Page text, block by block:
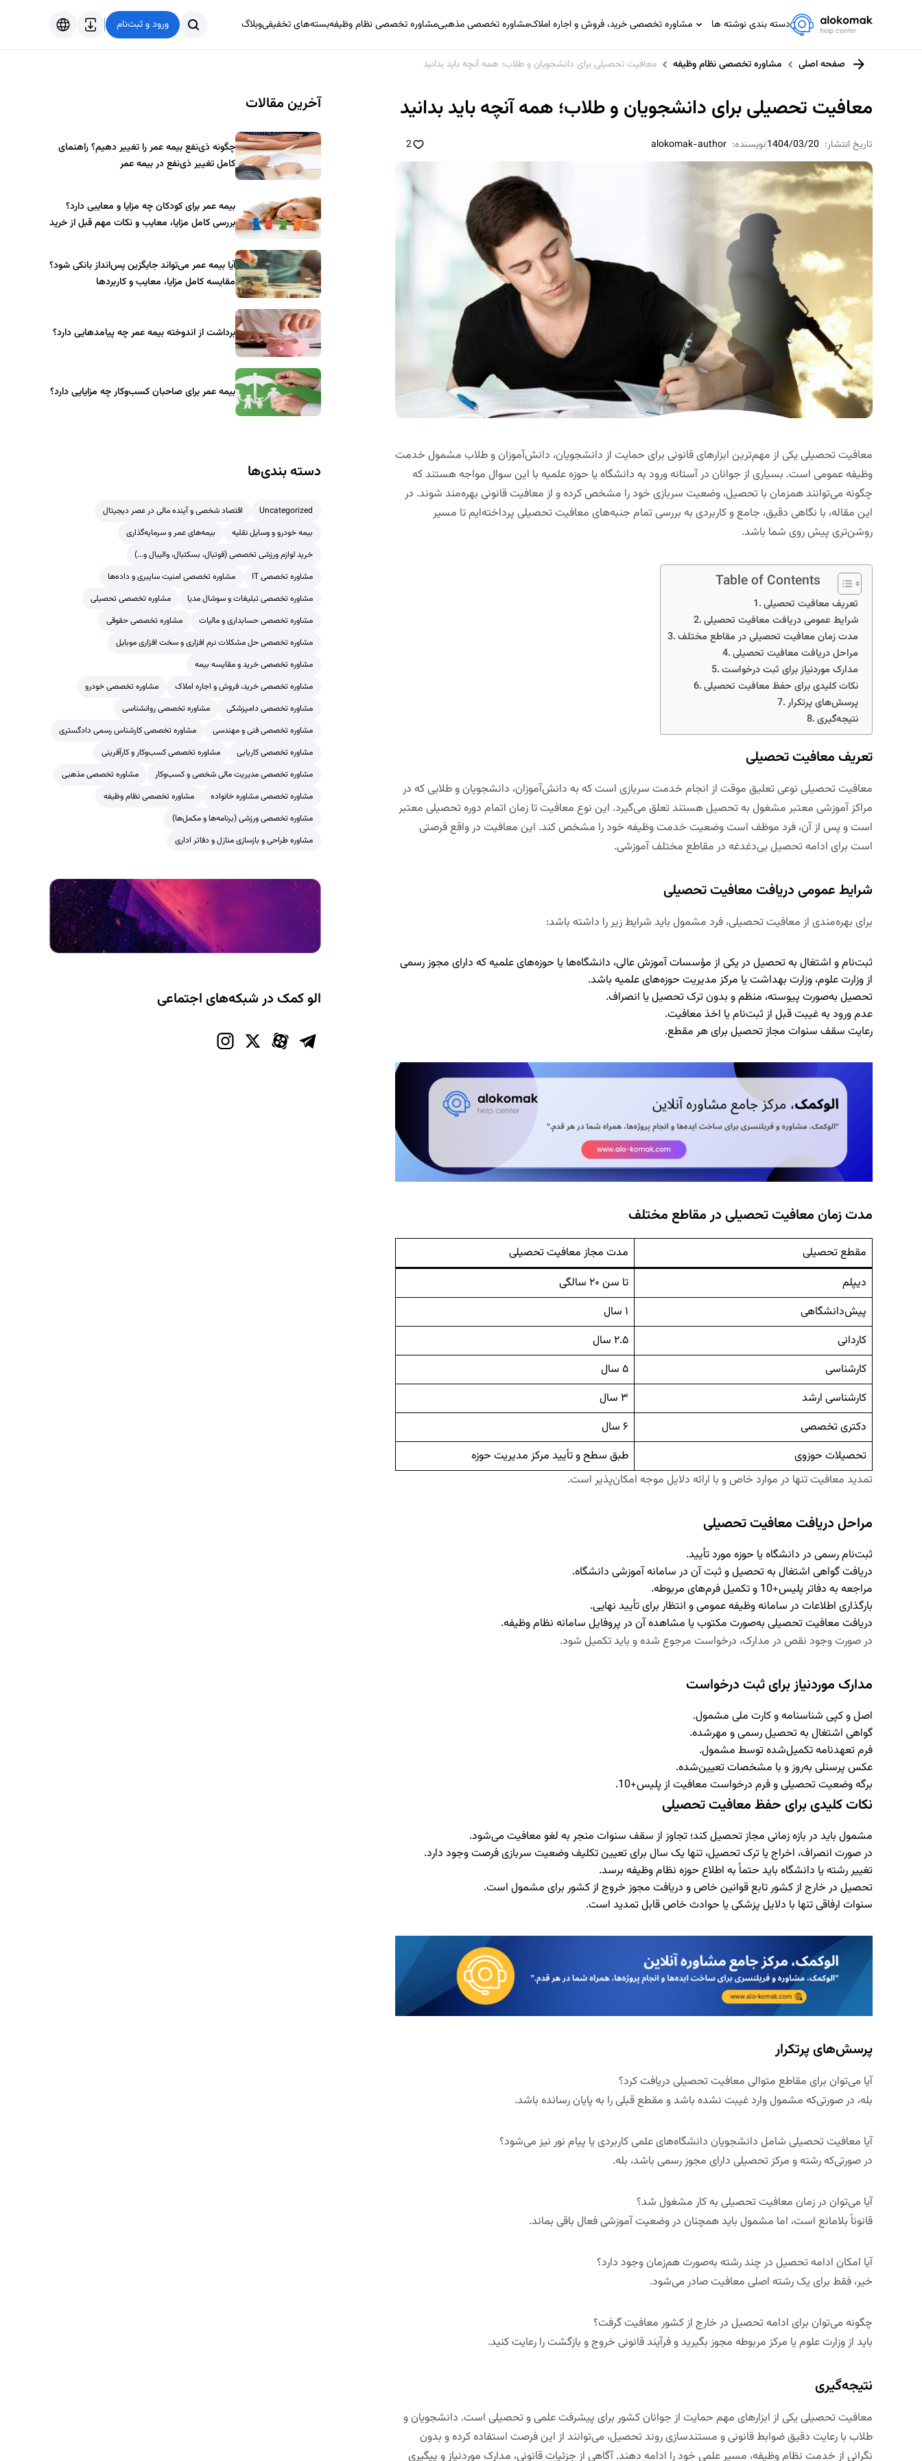
دسته بندی نوشته ها
مشاوره تخصصی IT
مشاوره خانواده
مشاوره ورزشی
مشاوره تخصصی خرید، فروش و اجاره املاکمشاوره تخصصی مذهبیمشاوره تخصصی نظام وظیفهبسته‌های تخفیفیوبلاگ ورود و ثبت‌نام
فارسی
صفحه اصلی مشاوره تخصصی نظام وظیفه معافیت تحصیلی برای دانشجویان و طلاب؛ همه آنچه باید بدانید
معافیت تحصیلی برای دانشجویان و طلاب؛ همه آنچه باید بدانید
تاریخ انتشار: 1404/03/20نویسنده: alokomak-author
2
معافیت تحصیلی یکی از مهم‌ترین ابزارهای قانونی برای حمایت از دانشجویان، دانش‌آموزان و طلاب مشمول خدمت
وظیفه عمومی است. بسیاری از جوانان در آستانه ورود به دانشگاه یا حوزه علمیه با این سوال مواجه هستند که
چگونه می‌توانند همزمان با تحصیل، وضعیت سربازی خود را مشخص کرده و از معافیت قانونی بهره‌مند شوند. در
این مقاله، با نگاهی دقیق، جامع و کاربردی به بررسی تمام جنبه‌های معافیت تحصیلی پرداخته‌ایم تا مسیر
روشن‌تری پیش روی شما باشد.
Table of Contents
تعریف معافیت تحصیلی
شرایط عمومی دریافت معافیت تحصیلی
مدت زمان معافیت تحصیلی در مقاطع مختلف
مراحل دریافت معافیت تحصیلی
مدارک موردنیاز برای ثبت درخواست
نکات کلیدی برای حفظ معافیت تحصیلی
پرسش‌های پرتکرار
نتیجه‌گیری
تعریف معافیت تحصیلی
معافیت تحصیلی نوعی تعلیق موقت از انجام خدمت سربازی است که به دانش‌آموزان، دانشجویان و طلابی که در
مراکز آموزشی معتبر مشغول به تحصیل هستند تعلق می‌گیرد. این نوع معافیت تا زمان اتمام دوره تحصیلی معتبر
است و پس از آن، فرد موظف است وضعیت خدمت وظیفه خود را مشخص کند. این معافیت در واقع فرصتی
است برای ادامه تحصیل بی‌دغدغه در مقاطع مختلف آموزشی.
شرایط عمومی دریافت معافیت تحصیلی
برای بهره‌مندی از معافیت تحصیلی، فرد مشمول باید شرایط زیر را داشته باشد:
ثبت‌نام و اشتغال به تحصیل در یکی از مؤسسات آموزش عالی، دانشگاه‌ها یا حوزه‌های علمیه که دارای مجوز رسمی
از وزارت علوم، وزارت بهداشت یا مرکز مدیریت حوزه‌های علمیه باشد.
تحصیل به‌صورت پیوسته، منظم و بدون ترک تحصیل یا انصراف.
عدم ورود به غیبت قبل از ثبت‌نام یا اخذ معافیت.
رعایت سقف سنوات مجاز تحصیل برای هر مقطع.
مدت زمان معافیت تحصیلی در مقاطع مختلف
مقطع تحصیلی
مدت مجاز معافیت تحصیلی
دیپلم
تا سن ۲۰ سالگی
پیش‌دانشگاهی
۱ سال
کاردانی
۲.۵ سال
کارشناسی
۵ سال
کارشناسی ارشد
۳ سال
دکتری تخصصی
۶ سال
تحصیلات حوزوی
طبق سطح و تأیید مرکز مدیریت حوزه
تمدید معافیت تنها در موارد خاص و با ارائه دلایل موجه امکان‌پذیر است.
مراحل دریافت معافیت تحصیلی
ثبت‌نام رسمی در دانشگاه یا حوزه مورد تأیید.
دریافت گواهی اشتغال به تحصیل و ثبت آن در سامانه آموزشی دانشگاه.
مراجعه به دفاتر پلیس+10 و تکمیل فرم‌های مربوطه.
بارگذاری اطلاعات در سامانه وظیفه عمومی و انتظار برای تأیید نهایی.
دریافت معافیت تحصیلی به‌صورت مکتوب یا مشاهده آن در پروفایل سامانه نظام وظیفه.
در صورت وجود نقص در مدارک، درخواست مرجوع شده و باید تکمیل شود.
مدارک موردنیاز برای ثبت درخواست
اصل و کپی شناسنامه و کارت ملی مشمول.
گواهی اشتغال به تحصیل رسمی و مهرشده.
فرم تعهدنامه تکمیل‌شده توسط مشمول.
عکس پرسنلی به‌روز و با مشخصات تعیین‌شده.
برگه وضعیت تحصیلی و فرم درخواست معافیت از پلیس+10.
نکات کلیدی برای حفظ معافیت تحصیلی
مشمول باید در بازه زمانی مجاز تحصیل کند؛ تجاوز از سقف سنوات منجر به لغو معافیت می‌شود.
در صورت انصراف، اخراج یا ترک تحصیل، تنها یک سال برای تعیین تکلیف وضعیت سربازی فرصت وجود دارد.
تغییر رشته یا دانشگاه باید حتماً به اطلاع حوزه نظام وظیفه برسد.
تحصیل در خارج از کشور تابع قوانین خاص و دریافت مجوز خروج از کشور برای مشمول است.
سنوات ارفاقی تنها با دلایل پزشکی یا حوادث خاص قابل تمدید است.
پرسش‌های پرتکرار
آیا می‌توان برای مقاطع متوالی معافیت تحصیلی دریافت کرد؟
بله، در صورتی‌که مشمول وارد غیبت نشده باشد و مقطع قبلی را به پایان رسانده باشد.
آیا معافیت تحصیلی شامل دانشجویان دانشگاه‌های علمی کاربردی یا پیام نور نیز می‌شود؟
در صورتی‌که رشته و مرکز تحصیلی دارای مجوز رسمی باشد، بله.
آیا می‌توان در زمان معافیت تحصیلی به کار مشغول شد؟
قانوناً بلامانع است، اما مشمول باید همچنان در وضعیت آموزشی فعال باقی بماند.
آیا امکان ادامه تحصیل در چند رشته به‌صورت هم‌زمان وجود دارد؟
خیر، فقط برای یک رشته اصلی معافیت صادر می‌شود.
چگونه می‌توان برای ادامه تحصیل در خارج از کشور معافیت گرفت؟
باید از وزارت علوم یا مرکز مربوطه مجوز بگیرید و فرآیند قانونی خروج و بازگشت را رعایت کنید.
نتیجه‌گیری
معافیت تحصیلی یکی از ابزارهای مهم حمایت از جوانان کشور برای پیشرفت علمی و تحصیلی است. دانشجویان و
طلاب با رعایت دقیق ضوابط قانونی و مستندسازی روند تحصیل، می‌توانند از این فرصت استفاده کرده و بدون
نگرانی از خدمت نظام وظیفه، مسیر علمی خود را ادامه دهند. آگاهی از جزئیات قانونی، مدارک موردنیاز و پیگیری
آخرین مقالات
چگونه ذی‌نفع بیمه عمر را تغییر دهیم؟ راهنمای
کامل تغییر ذی‌نفع در بیمه عمر
بیمه عمر برای کودکان چه مزایا و معایبی دارد؟
بررسی کامل مزایا، معایب و نکات مهم قبل از خرید
آیا بیمه عمر می‌تواند جایگزین پس‌انداز بانکی شود؟
مقایسه کامل مزایا، معایب و کاربردها
برداشت از اندوخته بیمه عمر چه پیامدهایی دارد؟
بیمه عمر برای صاحبان کسب‌وکار چه مزایایی دارد؟
دسته بندی‌ها
Uncategorized
اقتصاد شخصی و آینده مالی در عصر دیجیتال
بیمه خودرو و وسایل نقلیه
بیمه‌های عمر و سرمایه‌گذاری
خرید لوازم ورزشی تخصصی (فوتبال، بسکتبال، والیبال و...)
مشاوره تخصصی IT
مشاوره تخصصی امنیت سایبری و داده‌ها
مشاوره تخصصی تبلیغات و سوشال مدیا
مشاوره تخصصی تحصیلی
مشاوره تخصصی حسابداری و مالیات
مشاوره تخصصی حقوقی
مشاوره تخصصی حل مشکلات نرم افزاری و سخت افزاری موبایل
مشاوره تخصصی خرید و مقایسه بیمه
مشاوره تخصصی خرید، فروش و اجاره املاک
مشاوره تخصصی خودرو
مشاوره تخصصی دامپزشکی
مشاوره تخصصی روانشناسی
مشاوره تخصصی فنی و مهندسی
مشاوره تخصصی کارشناس رسمی دادگستری
مشاوره تخصصی کاریابی
مشاوره تخصصی کسب‌وکار و کارآفرینی
مشاوره تخصصی مدیریت مالی شخصی و کسب‌وکار
مشاوره تخصصی مذهبی
مشاوره تخصصی مشاوره خانواده
مشاوره تخصصی نظام وظیفه
مشاوره تخصصی ورزشی (برنامه‌ها و مکمل‌ها)
مشاوره طراحی و بازسازی منازل و دفاتر اداری
الو کمک در شبکه‌های اجتماعی